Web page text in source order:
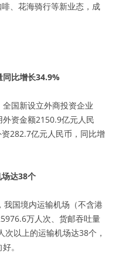
、花海骑行等新业态，成
比增长34.9%
国新设立外商投资企业
资金额2150.9亿元人民
282.7亿元人民币，同比增
达38个
国境内运输机场（不含港
万人次、货邮吞吐量
以上的运输机场达38个，
。